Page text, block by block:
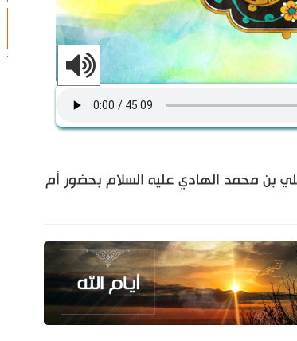
بن محمد الهادي عليه السلام بحضور أم